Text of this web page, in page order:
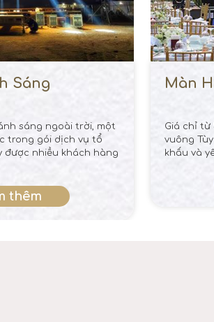
Sáng
sáng ngoài trời, một
trong gói dịch vụ tổ
được nhiều khách hàng
thêm
Màn
Giá chỉ từ
vuông
khấu và